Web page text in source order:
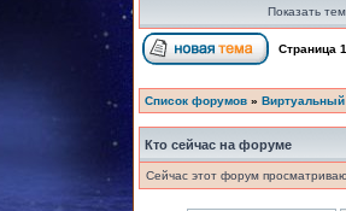
Показать
Страница 1
Список форумов »
Кто сейчас на форуме
Сейчас этот форум